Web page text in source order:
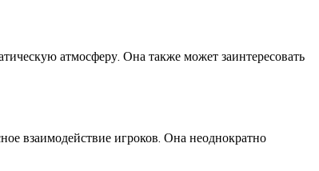
атмосферу. Она также может заинтересовать
взаимодействие игроков. Она неоднократно